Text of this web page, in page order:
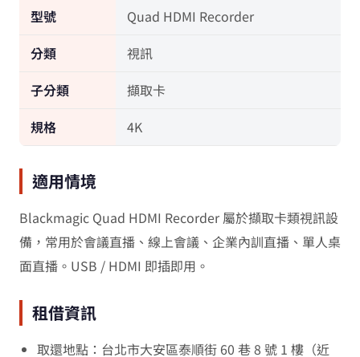
型號
Quad HDMI Recorder
分類
視訊
子分類
擷取卡
規格
4K
適用情境
Blackmagic Quad HDMI Recorder 屬於擷取卡類視訊設
備，常用於會議直播、線上會議、企業內訓直播、單人桌
面直播。USB / HDMI 即插即用。
租借資訊
取還地點：台北市大安區泰順街 60 巷 8 號 1 樓（近